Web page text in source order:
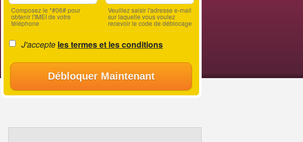
Composez le *#06# pour
obtenir l'IMEI de votre
téléphone
Veuillez saisir l'adresse e-mail
sur laquelle vous voulez
recevoir le code de déblocage
J'accepte les termes et les conditions
Débloquer Maintenant